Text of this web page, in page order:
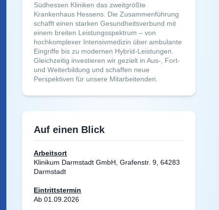
Südhessen Kliniken das zweitgrößte
Krankenhaus Hessens. Die Zusammenführung
schafft einen starken Gesundheitsverbund mit
einem breiten Leistungsspektrum – von
hochkomplexer Intensivmedizin über ambulante
Eingriffe bis zu modernen Hybrid-Leistungen.
Gleichzeitig investieren wir gezielt in Aus-, Fort-
und Weiterbildung und schaffen neue
Perspektiven für unsere Mitarbeitenden.
Auf einen Blick
Arbeitsort
Klinikum Darmstadt GmbH, Grafenstr. 9, 64283
Darmstadt
Eintrittstermin
Ab 01.09.2026